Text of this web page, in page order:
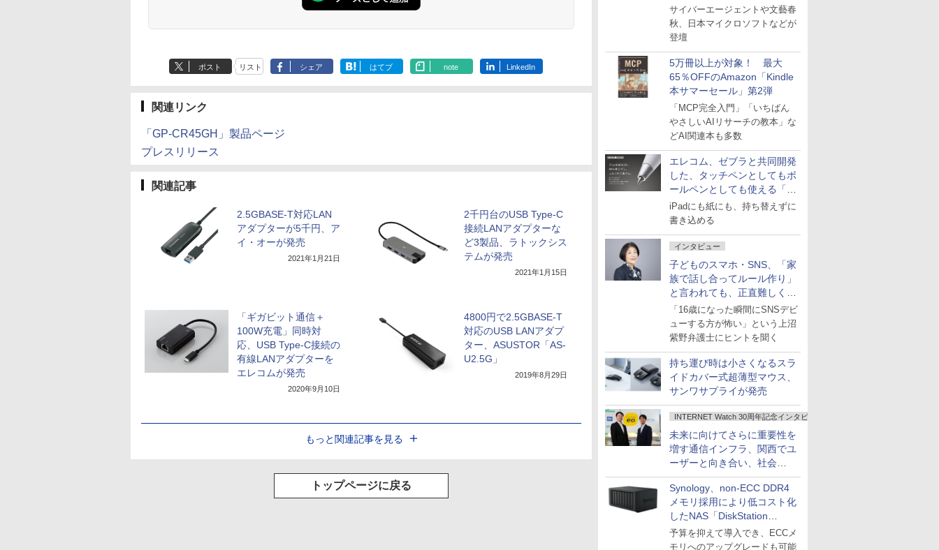
27日にオンライン開催
サイバーエージェントや文藝春
秋、日本マイクロソフトなどが
登壇
5万冊以上が対象！ 最大
65％OFFのAmazon「Kindle
本サマーセール」第2弾
「MCP完全入門」「いちばん
やさしいAIリサーチの教本」な
どAI関連本も多数
エレコム、ゼブラと共同開発
した、タッチペンとしてもボ
ールペンとしても使える「ス
タイラスツーウェイ」発売
iPadにも紙にも、持ち替えずに
書き込める
インタビュー
子どものスマホ・SNS、「家
族で話し合ってルール作り」
と言われても、正直難しくな
いですか？
「16歳になった瞬間にSNSデビ
ューする方が怖い」という上沼
紫野弁護士にヒントを聞く
持ち運び時は小さくなるスラ
イドカバー式超薄型マウス、
サンワサプライが発売
INTERNET Watch 30周年記念インタビュー
未来に向けてさらに重要性を
増す通信インフラ、関西でユ
ーザーと向き合い、社会
の“あたらしい”を起動し続け
る～オプテージ
Synology、non-ECC DDR4
メモリ採用により低コスト化
したNAS「DiskStation
neo+」シリーズ
予算を抑えて導入でき、ECCメ
モリへのアップグレードも可能
ポスト リスト シェア はてブ note LinkedIn
関連リンク
「GP-CR45GH」製品ページ
プレスリリース
関連記事
2.5GBASE-T対応LAN
アダプターが5千円、ア
イ・オーが発売
2021年1月21日
2千円台のUSB Type-C
接続LANアダプターな
ど3製品、ラトックシス
テムが発売
2021年1月15日
「ギガビット通信＋
100W充電」同時対
応、USB Type-C接続の
有線LANアダプターを
エレコムが発売
2020年9月10日
4800円で2.5GBASE-T
対応のUSB LANアダプ
ター、ASUSTOR「AS-
U2.5G」
2019年8月29日
もっと関連記事を見る
トップページに戻る